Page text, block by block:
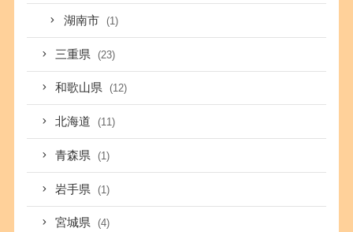
湖南市 (1)
三重県 (23)
和歌山県 (12)
北海道 (11)
青森県 (1)
岩手県 (1)
宮城県 (4)